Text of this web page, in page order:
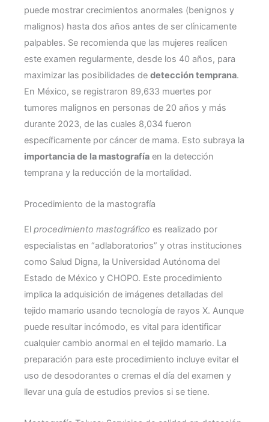
puede mostrar crecimientos anormales (benignos y
malignos) hasta dos años antes de ser clínicamente
palpables. Se recomienda que las mujeres realicen
este examen regularmente, desde los 40 años, para
maximizar las posibilidades de detección temprana.
En México, se registraron 89,633 muertes por
tumores malignos en personas de 20 años y más
durante 2023, de las cuales 8,034 fueron
específicamente por cáncer de mama. Esto subraya la
importancia de la mastografía en la detección
temprana y la reducción de la mortalidad.
Procedimiento de la mastografía
El procedimiento mastográfico es realizado por
especialistas en “adlaboratorios” y otras instituciones
como Salud Digna, la Universidad Autónoma del
Estado de México y CHOPO. Este procedimiento
implica la adquisición de imágenes detalladas del
tejido mamario usando tecnología de rayos X. Aunque
puede resultar incómodo, es vital para identificar
cualquier cambio anormal en el tejido mamario. La
preparación para este procedimiento incluye evitar el
uso de desodorantes o cremas el día del examen y
llevar una guía de estudios previos si se tiene.